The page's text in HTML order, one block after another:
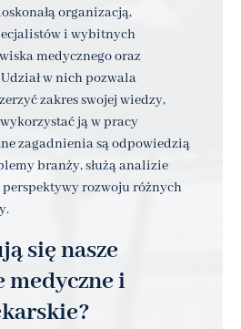
organizacją,
i wybitnych
medycznego oraz
w nich pozwala
zakres swojej wiedzy,
ją w pracy
zagadnienia są odpowiedzią
branży, służą analizie
rozwoju różnych
się nasze
i